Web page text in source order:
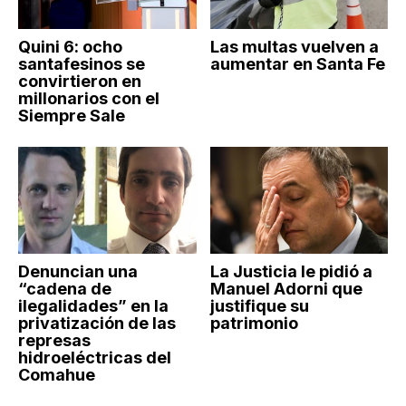
Quini 6: ocho
santafesinos se
convirtieron en
millonarios con el
Siempre Sale
Las multas vuelven a
aumentar en Santa Fe
Denuncian una
“cadena de
ilegalidades” en la
privatización de las
represas
hidroeléctricas del
Comahue
La Justicia le pidió a
Manuel Adorni que
justifique su
patrimonio